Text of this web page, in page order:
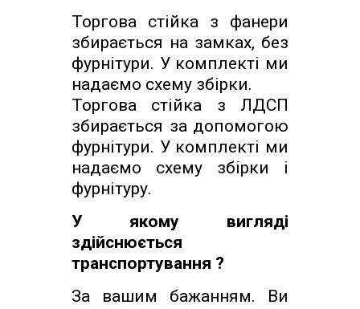
Торгова стійка з фанери
збирається на замках, без
фурнітури. У комплекті ми
надаємо схему збірки.
Торгова стійка з ЛДСП
збирається за допомогою
фурнітури. У комплекті ми
надаємо схему збірки і
фурнітуру.
У якому вигляді
здійснюється
транспортування ?
За вашим бажанням. Ви